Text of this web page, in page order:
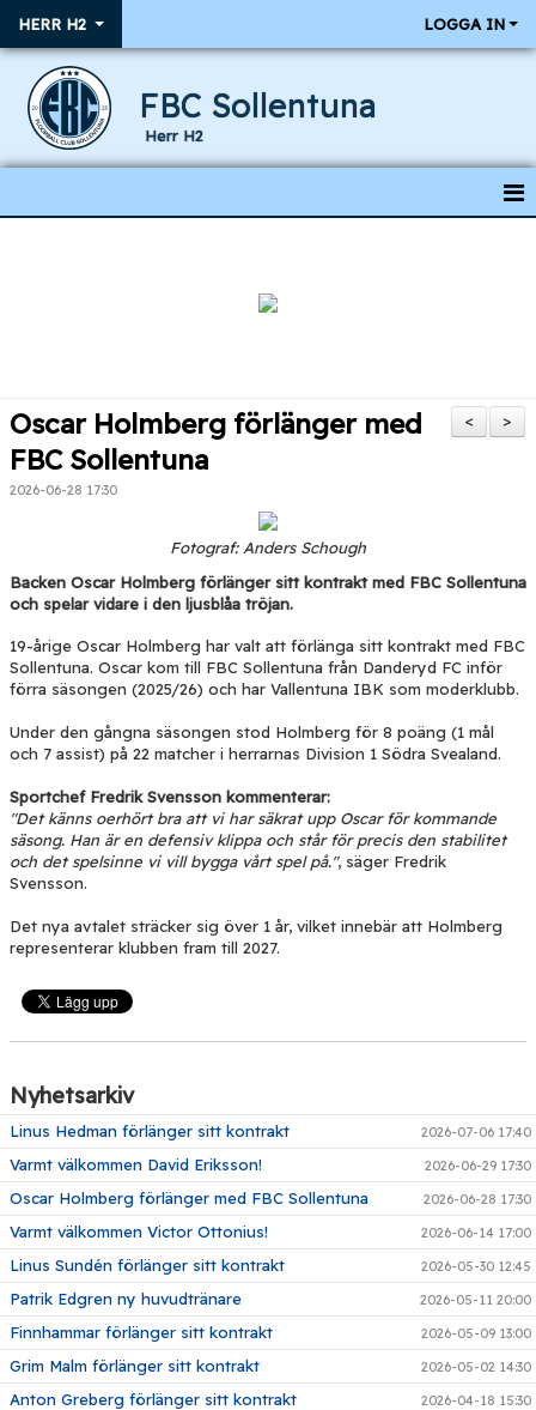
HERR H2 LOGGA IN
FBC Sollentuna
Herr H2
TRUPPEN
>
<
Oscar Holmberg förlänger med
FBC Sollentuna
2026-06-28 17:30
Fotograf: Anders Schough
Backen Oscar Holmberg förlänger sitt kontrakt med FBC Sollentuna
och spelar vidare i den ljusblåa tröjan.
19-årige Oscar Holmberg har valt att förlänga sitt kontrakt med FBC
Sollentuna. Oscar kom till FBC Sollentuna från Danderyd FC inför
förra säsongen (2025/26) och har Vallentuna IBK som moderklubb.
Under den gångna säsongen stod Holmberg för 8 poäng (1 mål
och 7 assist) på 22 matcher i herrarnas Division 1 Södra Svealand.
Sportchef Fredrik Svensson kommenterar:
"Det känns oerhört bra att vi har säkrat upp Oscar för kommande
säsong. Han är en defensiv klippa och står för precis den stabilitet
och det spelsinne vi vill bygga vårt spel på.", säger Fredrik
Svensson.
Det nya avtalet sträcker sig över 1 år, vilket innebär att Holmberg
representerar klubben fram till 2027.
Nyhetsarkiv
Linus Hedman förlänger sitt kontrakt 2026-07-06 17:40
Varmt välkommen David Eriksson! 2026-06-29 17:30
Oscar Holmberg förlänger med FBC Sollentuna 2026-06-28 17:30
Varmt välkommen Victor Ottonius! 2026-06-14 17:00
Linus Sundén förlänger sitt kontrakt 2026-05-30 12:45
Patrik Edgren ny huvudtränare 2026-05-11 20:00
Finnhammar förlänger sitt kontrakt 2026-05-09 13:00
Grim Malm förlänger sitt kontrakt 2026-05-02 14:30
Anton Greberg förlänger sitt kontrakt 2026-04-18 15:30